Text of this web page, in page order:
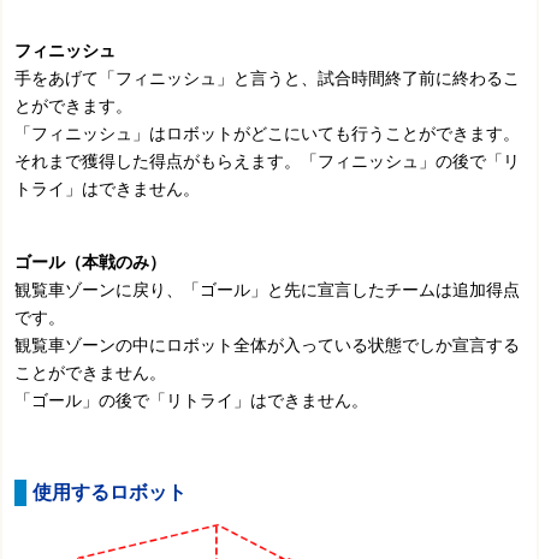
フィニッシュ
手をあげて「フィニッシュ」と言うと、試合時間終了前に終わるこ
とができます。
「フィニッシュ」はロボットがどこにいても行うことができます。
それまで獲得した得点がもらえます。「フィニッシュ」の後で「リ
トライ」はできません。
ゴール（本戦のみ）
観覧車ゾーンに戻り、「ゴール」と先に宣言したチームは追加得点
です。
観覧車ゾーンの中にロボット全体が入っている状態でしか宣言する
ことができません。
「ゴール」の後で「リトライ」はできません。
使用するロボット